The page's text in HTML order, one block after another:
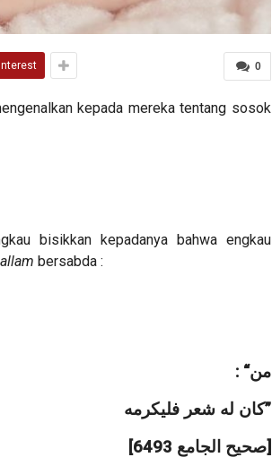
0
kepada mereka tentang sosok
bisikkan kepadanya bahwa engkau
bersabda :
‎ : “ﻣﻦ
‎ﻛﺎﻥ ﻟﻪ ﺷﻌﺮ ﻓﻠﻴﻜﺮﻣﻪ”
‎[ﺻﺤﻴﺢ ﺍﻟﺠﺎﻣﻊ 6493]